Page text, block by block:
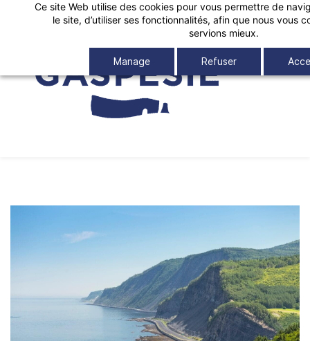
Ce site Web utilise des cookies pour vous permettre de
le site, d’utiliser ses fonctionnalités, afin que nous vous
servions mieux.
Manage Refuser